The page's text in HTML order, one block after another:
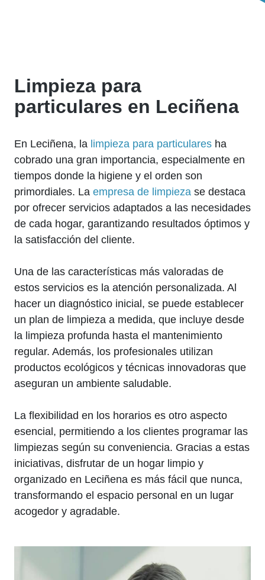
Limpieza para
particulares en Leciñena
En Leciñena, la limpieza para particulares ha
cobrado una gran importancia, especialmente en
tiempos donde la higiene y el orden son
primordiales. La empresa de limpieza se destaca
por ofrecer servicios adaptados a las necesidades
de cada hogar, garantizando resultados óptimos y
la satisfacción del cliente.
Una de las características más valoradas de
estos servicios es la atención personalizada. Al
hacer un diagnóstico inicial, se puede establecer
un plan de limpieza a medida, que incluye desde
la limpieza profunda hasta el mantenimiento
regular. Además, los profesionales utilizan
productos ecológicos y técnicas innovadoras que
aseguran un ambiente saludable.
La flexibilidad en los horarios es otro aspecto
esencial, permitiendo a los clientes programar las
limpiezas según su conveniencia. Gracias a estas
iniciativas, disfrutar de un hogar limpio y
organizado en Leciñena es más fácil que nunca,
transformando el espacio personal en un lugar
acogedor y agradable.